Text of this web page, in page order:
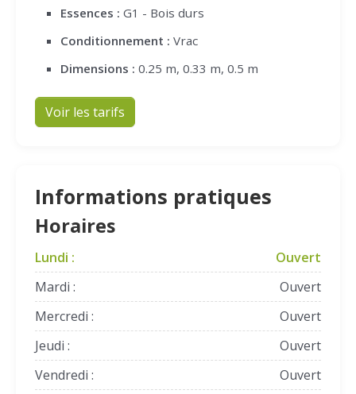
Essences : G1 - Bois durs
Conditionnement : Vrac
Dimensions : 0.25 m, 0.33 m, 0.5 m
Voir les tarifs
Informations pratiques
Horaires
Lundi :
Ouvert
Mardi :
Ouvert
Mercredi :
Ouvert
Jeudi :
Ouvert
Vendredi :
Ouvert